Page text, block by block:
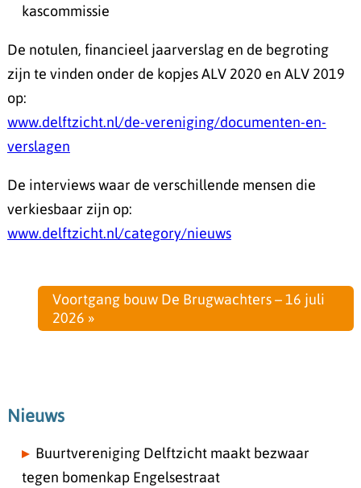
kascommissie
De notulen, financieel jaarverslag en de begroting
zijn te vinden onder de kopjes ALV 2020 en ALV 2019
op:
www.delftzicht.nl/de-vereniging/documenten-en-
verslagen
De interviews waar de verschillende mensen die
verkiesbaar zijn op:
www.delftzicht.nl/category/nieuws
Voortgang bouw De Brugwachters – 16 juli
2026 »
Nieuws
Buurtvereniging Delftzicht maakt bezwaar
tegen bomenkap Engelsestraat